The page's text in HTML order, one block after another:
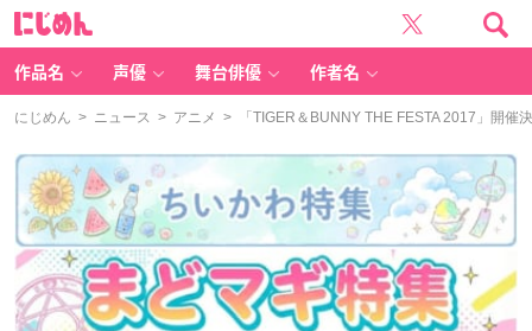
作品名 声優 舞台俳優 作者名
にじめん > ニュース > アニメ > 「TIGER＆BUNNY THE FESTA 2017」開催